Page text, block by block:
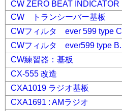
CW ZERO BEAT INDICATOR
CW トランシーバー基板
CWフィルタ ever 599 type C
CWフィルタ ever599 type B.
CW練習器：基板
CX-555 改造
CXA1019 ラジオ基板
CXA1691 : AMラジオ